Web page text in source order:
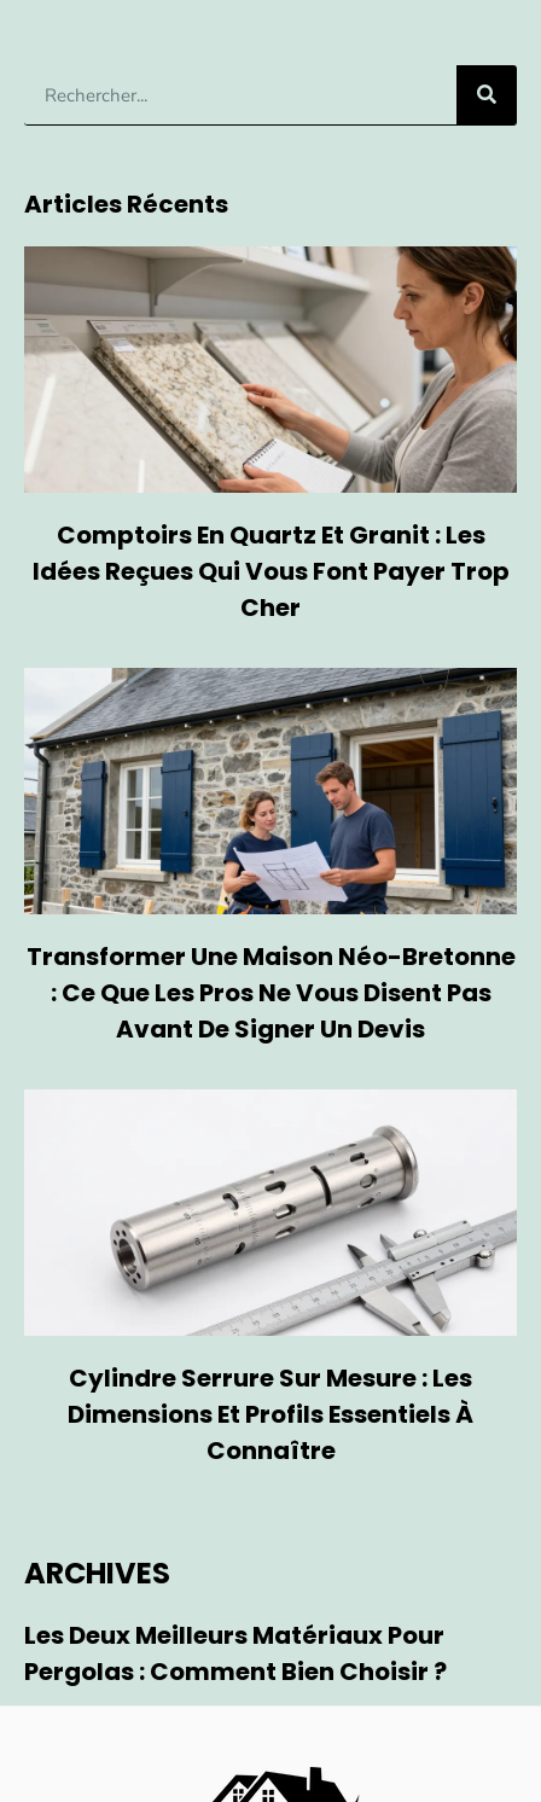
Articles Récents
Comptoirs En Quartz Et Granit : Les
Idées Reçues Qui Vous Font Payer Trop
Cher
Transformer Une Maison Néo-Bretonne
: Ce Que Les Pros Ne Vous Disent Pas
Avant De Signer Un Devis
Cylindre Serrure Sur Mesure : Les
Dimensions Et Profils Essentiels À
Connaître
ARCHIVES
Les Deux Meilleurs Matériaux Pour
Pergolas : Comment Bien Choisir ?